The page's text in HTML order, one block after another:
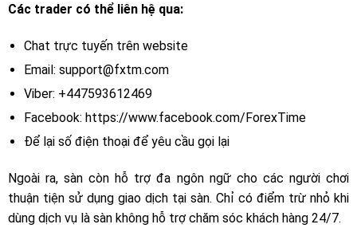
Các trader có thể liên hệ qua:
Chat trực tuyến trên website
Email: support@fxtm.com
Viber: +447593612469
Facebook: https://www.facebook.com/ForexTime
Để lại số điện thoại để yêu cầu gọi lại
Ngoài ra, sàn còn hỗ trợ đa ngôn ngữ cho các người chơi
thuận tiện sử dụng giao dịch tại sàn. Chỉ có điểm trừ nhỏ khi
dùng dịch vụ là sàn không hỗ trợ chăm sóc khách hàng 24/7.